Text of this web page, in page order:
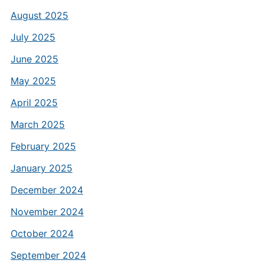
August 2025
July 2025
June 2025
May 2025
April 2025
March 2025
February 2025
January 2025
December 2024
November 2024
October 2024
September 2024